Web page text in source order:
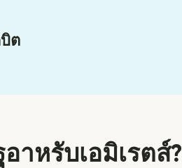
บิต
าหรับเอมิเรตส์?